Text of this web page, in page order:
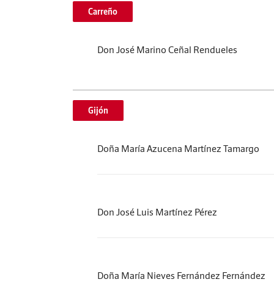
Carreño
Don José Marino Ceñal Rendueles
Gijón
Doña María Azucena Martínez Tamargo
Don José Luis Martínez Pérez
Doña María Nieves Fernández Fernández